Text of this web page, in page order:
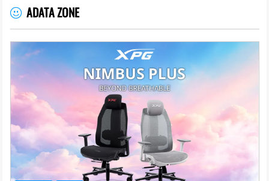
ADATA ZONE